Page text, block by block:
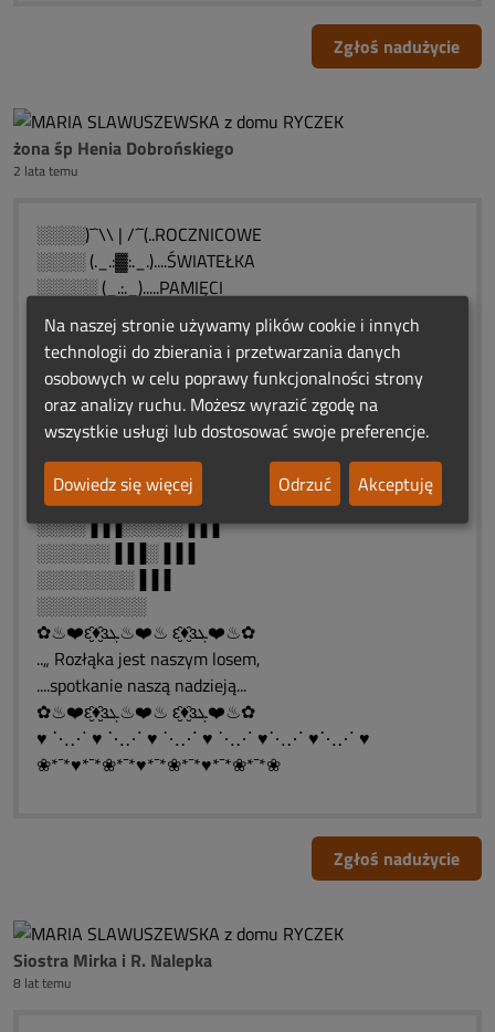
Zgłoś nadużycie
żona śp Henia Dobrońskiego
2 lata temu
░░░░)¯`\\ | /´¯(..ROCZNICOWE
░░░░ (._.:▓:._.)....ŚWIATEŁKA
░░░░░ (_.:._).....PAMIĘCI
)¯`\\ | /´¯( ✫•◥◣____◢◤•✫
(._.:▓:._.) ◥◣__ __◢◤
░ (_.:._) ◥◣__ __◢◤
░░░░▐▐▐░░░░░▐▐▐
░░▐▐▐▐▐▐░░░▐▐▐▐▐▐
░▐▐▐░░░░▐░▐░░░░▐▐▐
░▐▐▐░░░░░▐░░░░░▐▐▐
░░▐▐▐░░░░░░░░░▐▐▐
░░░░▐▐▐░░░░░▐▐▐
░░░░░░▐▐▐░▐▐▐
░░░░░░░░▐▐▐
░░░░░░░░░
✿♨❤️ԑ̮̑♦̮̑ɜܓ♨❤️♨ ԑ̮̑♦̮̑ɜܓ❤️♨✿
..„ Rozłąka jest naszym losem,
....spotkanie naszą nadzieją...
✿♨❤️ԑ̮̑♦̮̑ɜܓ♨❤️♨ ԑ̮̑♦̮̑ɜܓ❤️♨✿
♥ ⋱⋰ ♥ ⋱⋰ ♥ ⋱⋰ ♥ ⋱⋰ ♥⋱⋰ ♥⋱⋰ ♥
❀*¯*♥*¯*❀*¯*♥*¯*❀*¯*♥*¯*❀*¯*❀
Zgłoś nadużycie
Siostra Mirka i R. Nalepka
8 lat temu
Na naszej stronie używamy plików cookie i innych
technologii do zbierania i przetwarzania danych
osobowych w celu poprawy funkcjonalności strony
oraz analizy ruchu. Możesz wyrazić zgodę na
wszystkie usługi lub dostosować swoje preferencje.
Dowiedz się więcej
Odrzuć Akceptuję